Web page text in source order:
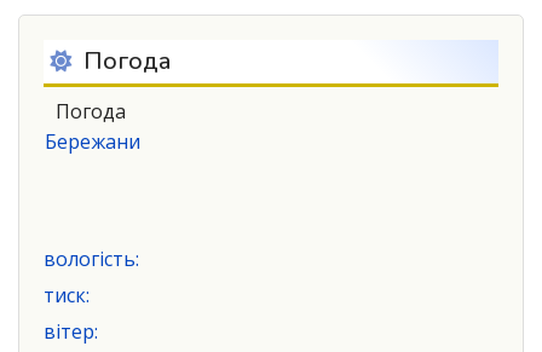
Погода
Погода
Бережани
вологість:
тиск:
вітер: